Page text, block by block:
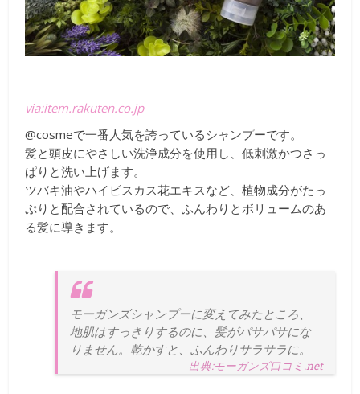
via:item.rakuten.co.jp
@cosmeで一番人気を誇っているシャンプーです。
髪と頭皮にやさしい洗浄成分を使用し、低刺激かつさっ
ぱりと洗い上げます。
ツバキ油やハイビスカス花エキスなど、植物成分がたっ
ぷりと配合されているので、ふんわりとボリュームのあ
る髪に導きます。
モーガンズシャンプーに変えてみたところ、
地肌はすっきりするのに、髪がパサパサにな
りません。乾かすと、ふんわりサラサラに。
出典:モーガンズ口コミ.net